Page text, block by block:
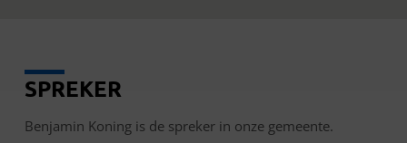
BENJAMIN
SPREKER
Benjamin Koning is de spreker in onze gemeente.